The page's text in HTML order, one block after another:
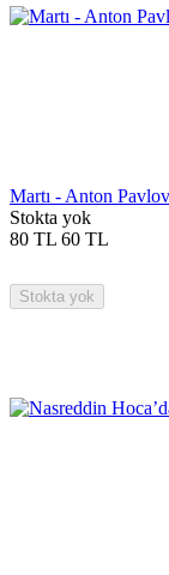
Martı - Anton
Stokta yok
80 TL 60 TL
Stokta yok